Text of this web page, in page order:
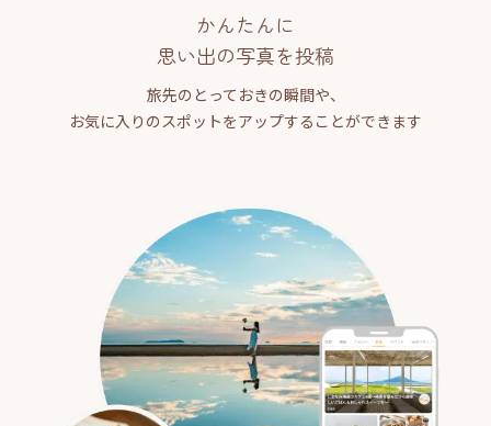
かんたんに
思い出の写真を投稿
旅先のとっておきの瞬間や、
お気に入りのスポットをアップすることができます